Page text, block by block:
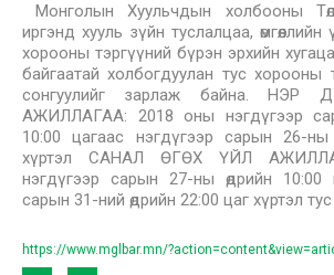
Монголын Хуульчдын холбооны
иргэнд хууль зүйн туслалцаа,
хорооны тэргүүний бүрэн эрхийн
байгаатай холбогдуулан тус хорооны
сонгуулийг зарлаж байна. НЭР
АЖИЛЛАГАА: 2018 оны нэгдүгээр
10:00 цагаас нэгдүгээр сарын 26-ны
хүртэл САНАЛ ӨГӨХ ҮЙЛ
нэгдүгээр сарын 27-ны өдрийн 10:00
сарын 31-ний өдрийн 22:00 цаг хүртэл
https://www.mglbar.mn/